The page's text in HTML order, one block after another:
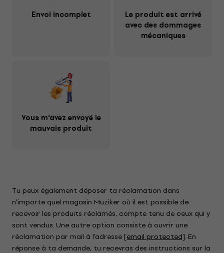
Envoi incomplet
Le produit est arrivé
avec des dommages
mécaniques
Vous m'avez envoyé le
mauvais produit
Tu peux également déposer ta réclamation dans
n'importe quel magasin Muziker où il est possible de
recevoir les produits réclamés, compte tenu de ceux qui y
sont vendus. Une autre option consiste à ouvrir une
réclamation par mail à l'adresse [email protected]. En
réponse à ta demande, tu recevras des instructions sur la